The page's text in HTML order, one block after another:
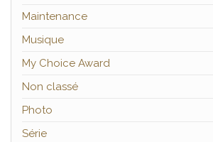
Maintenance
Musique
My Choice Award
Non classé
Photo
Série